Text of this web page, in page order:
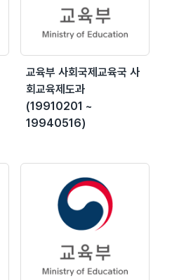
교육부 사회국제교육국 사
회교육제도과
(19910201 ~
19940516)